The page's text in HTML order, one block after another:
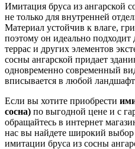
Имитация бруса из ангарской
не только для внутренней
Материал устойчив к влаге,
поэтому он идеально
террас и других элементов
сосны ангарской придает
одновременно современный
вписывается в любой
Если вы хотите приобрести
сосна) по выгодной цене и с
обращайтесь в интернет
нас вы найдете широкий выбор
имитации бруса из сосны